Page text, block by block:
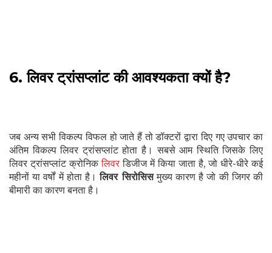
6. लिवर ट्रांसप्लांट की आवश्यकता क्यों है?
जब अन्य सभी विकल्प विफल हो जाते हैं तो डॉक्टरों द्वारा दिए गए उपचार का
अंतिम विकल्प लिवर ट्रांसप्लांट होता है। सबसे आम स्थिति जिसके लिए
लिवर ट्रांसप्लांट क्रोनिकलिवरडिजीज में किया जाता है, जो धीरे-धीरे कई
महीनों या वर्षों में होता है।लिवर सिरोसिसमुख्य कारण है जो की जिगर की
बीमारी का कारण बनता है।